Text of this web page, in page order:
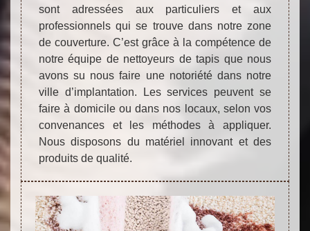
sont adressées aux particuliers et aux
professionnels qui se trouve dans notre zone
de couverture. C’est grâce à la compétence de
notre équipe de nettoyeurs de tapis que nous
avons su nous faire une notoriété dans notre
ville d’implantation. Les services peuvent se
faire à domicile ou dans nos locaux, selon vos
convenances et les méthodes à appliquer.
Nous disposons du matériel innovant et des
produits de qualité.